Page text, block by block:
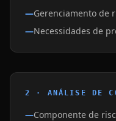
Gerenciamento de
Necessidades de
2 · ANÁLISE DE
Componente de